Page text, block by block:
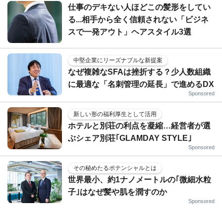
仕事のデキない人ほどこの髪形をしてい
る...相手から全く信頼されない「ビジネ
スで一発アウト」ヘアスタイル3選
中堅企業にリーズナブルな新提案
なぜ複雑なSFAは挫折する？少人数組織
に最適な「名刺管理の延長」で進めるDX
Sponsored
新しい形の福利厚生として活用
ホテルと別荘の利点を凝縮…経営者が選
ぶシェア別荘｢GLAMDAY STYLE｣
Sponsored
その秘めたるポテンシャルとは
世界最小、約1ナノメートルの｢微細水粒
子｣はなぜ髪や肌を潤すのか
Sponsored